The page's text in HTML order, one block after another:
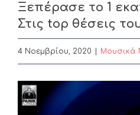
Ξεπέρασε το 1
Στις top θέσεις
4 Νοεμβρίου, 2020 Μουσικά
View
Larger